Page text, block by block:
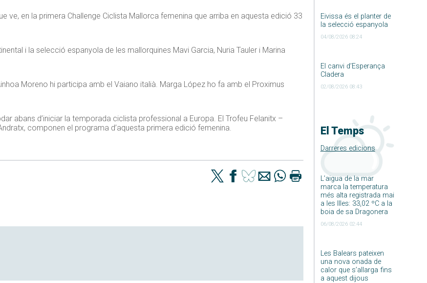
Eivissa és el planter de
la selecció espanyola
04/08/2026 08:24
El canvi d’Esperança
Cladera
02/08/2026 08:43
El Temps
Darreres edicions
L’aigua de la mar
marca la temperatura
més alta registrada mai
a les Illes: 33,02 ºC a la
boia de sa Dragonera
06/08/2026 02:44
Les Balears pateixen
una nova onada de
calor que s’allarga fins
a aquest dijous
ve, en la primera Challenge Ciclista Mallorca femenina que arriba en aquesta edició 33
i la selecció espanyola de les mallorquines Mavi Garcia, Nuria Tauler i Marina
Moreno hi participa amb el Vaiano italià. Marga López ho fa amb el Proximus
abans d’iniciar la temporada ciclista professional a Europa. El Trofeu Felanitx –
componen el programa d’aquesta primera edició femenina.